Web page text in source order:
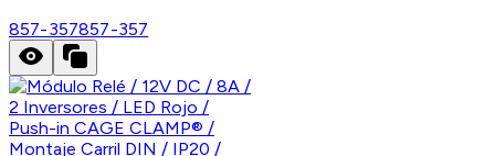
857-357857-357